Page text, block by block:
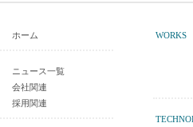
ホーム
ニュース一覧
会社関連
採用関連
WORKS